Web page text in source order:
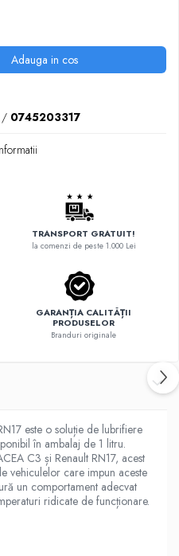
Adauga in cos
/ 0745203317
TRANSPORT GRATUIT!
la comenzi de peste 1.000 Lei
GARANȚIA CALITĂȚII
PRODUSELOR
Branduri originale
este o soluție de lubrifiere
în ambalaj de 1 litru.
C3 și Renault RN17, acest
vehiculelor care impun aceste
un comportament adecvat
ridicate de funcționare.